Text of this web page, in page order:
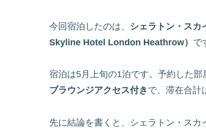
今回宿泊したのは、 シェラトン・ス
Skyline Hotel London Heathrow） で
宿泊は5月上旬の1泊です。予約した部
ブラウンジアクセス付き で、滞在合計
先に結論を書くと、シェラトン・ス